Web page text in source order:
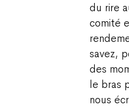
du rire
comité
savez,
des
le bras
nous